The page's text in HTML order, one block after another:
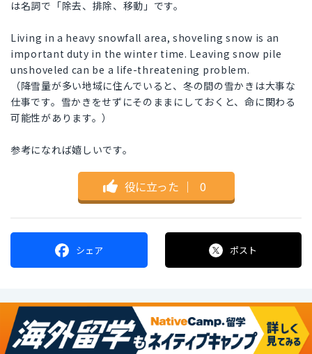
は名詞で「除去、排除、移動」です。
Living in a heavy snowfall area, shoveling snow is an
important duty in the winter time. Leaving snow pile
unshoveled can be a life-threatening problem.
（降雪量が多い地域に住んでいると、冬の間の雪かきは大事な
仕事です。雪かきをせずにそのままにしておくと、命に関わる
可能性があります。）
参考になれば嬉しいです。
役に立った ｜ 0
シェア ポスト